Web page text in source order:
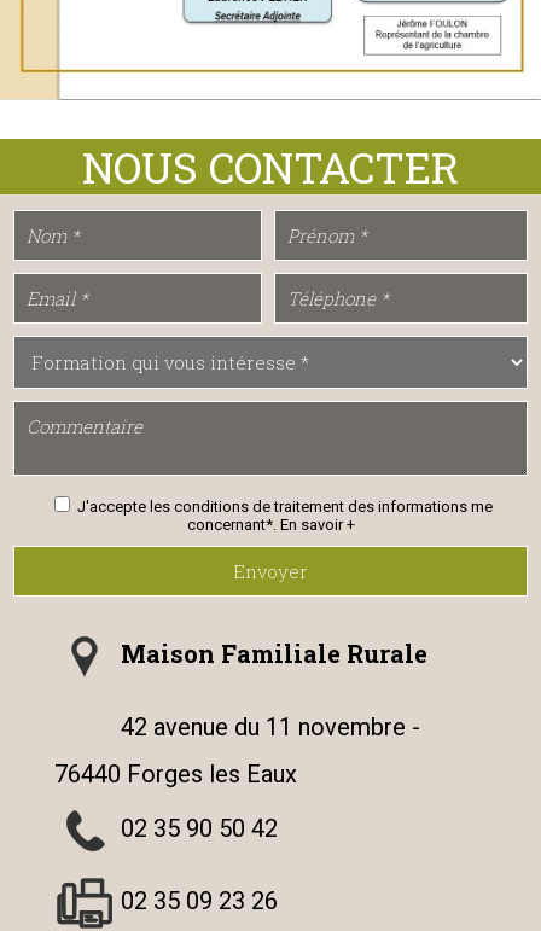
J'accepte les conditions de traitement des informations me
concernant*. En savoir +
Envoyer
Maison Familiale Rurale
42 avenue du 11 novembre -
76440 Forges les Eaux
02 35 90 50 42
02 35 09 23 26